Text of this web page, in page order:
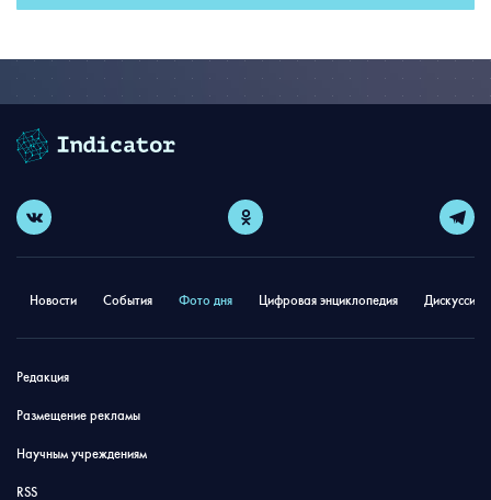
Новости События Фото дня Цифровая энциклопедия
Редакция
Размещение рекламы
Научным учреждениям
RSS